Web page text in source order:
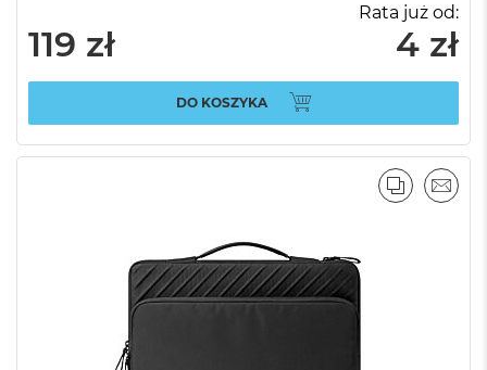
119 zł
Rata już od:
4 zł
DO KOSZYKA